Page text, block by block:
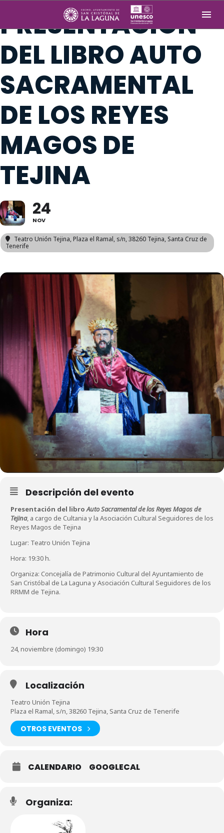
PRESENTACIÓN
DEL LIBRO AUTO
SACRAMENTAL
DE LOS REYES
MAGOS DE
TEJINA
24
NOV
Teatro Unión Tejina, Plaza el Ramal, s/n, 38260 Tejina, Santa Cruz de
Tenerife
Descripción del evento
Presentación del libroAuto Sacramental de los Reyes Magos de
Tejina, a cargo de Cultania y la Asociación Cultural Seguidores de los
Reyes Magos de Tejina
Lugar: Teatro Unión Tejina
Hora: 19:30 h.
Organiza: Concejalía de Patrimonio Cultural del Ayuntamiento de
San Cristóbal de La Laguna y Asociación Cultural Seguidores de los
RRMM de Tejina.
Hora
24, noviembre (domingo) 19:30
Localización
Teatro Unión Tejina
Plaza el Ramal, s/n, 38260 Tejina, Santa Cruz de Tenerife
OTROS EVENTOS
CALENDARIO GOOGLECAL
Organiza: